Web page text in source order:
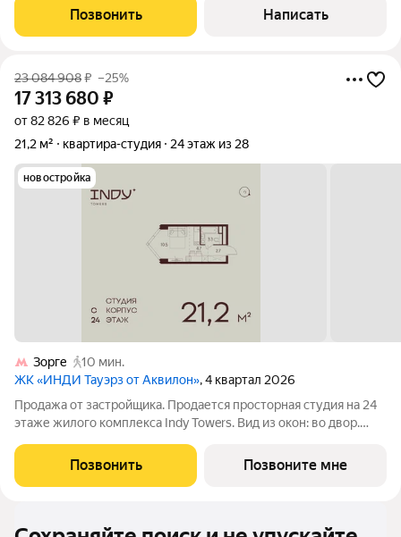
Выполнена авторская отделка. Многоуровневые потолки
украшают дизайнерские люстры.
Позвонить Написать
23 084 908₽ –25%
17 313 680 ₽
от 82 826 ₽ в месяц
21,2 м²
квартира-студия 24 этаж из 28
новостройка
Зорге
10 мин.
ЖК «ИНДИ Тауэрз от Аквилон», 4 квартал 2026
Продажа от застройщика. Продается просторная студия на 24
этаже жилого комплекса Indy Towers. Вид из окон: во двор.
отделкой WhiteBox. - Вам не придется заниматься черновыми
работами. -
Позвонить Позвоните мне